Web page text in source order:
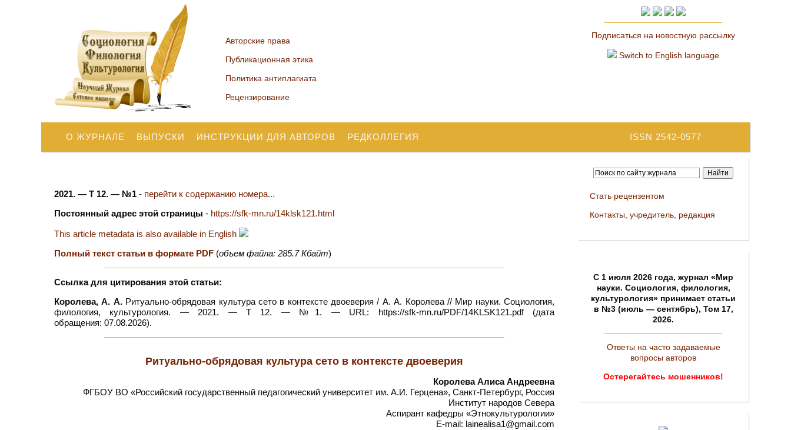
Авторские права
Публикационная этика
Политика антиплагиата
Рецензирование
Подписаться на новостную рассылку
Switch to English language
ISSN 2542-0577
О ЖУРНАЛЕ ВЫПУСКИ ИНСТРУКЦИИ ДЛЯ АВТОРОВ РЕДКОЛЛЕГИЯ
2021. — Т 12. — №1 - перейти к содержанию номера...
Постоянный адрес этой страницы - https://sfk-mn.ru/14klsk121.html
This article metadata is also available in English
Полный текст статьи в формате PDF (объем файла: 285.7 Кбайт)
Ссылка для цитирования этой статьи:
Королева, А. А.Ритуально-обрядовая культура сето в контексте двоеверия / А. А. Королева // Мир науки. Социология,
филология, культурология. — 2021. — Т 12. — №1. — URL: https://sfk-mn.ru/PDF/14KLSK121.pdf (дата
обращения: 07.08.2026).
Ритуально-обрядовая культура сето в контексте двоеверия
Королева Алиса Андреевна
ФГБОУ ВО «Российский государственный педагогический университет им. А.И. Герцена», Санкт-Петербург, Россия
Институт народов Севера
Аспирант кафедры «Этнокультурологии»
E-mail: lainealisa1@gmail.com
Стать рецензентом
Контакты, учредитель, редакция
C 1 июля 2026 года, журнал «Мир
науки. Социология, филология,
культурология» принимает статьи
в №3 (июль — сентябрь), Том 17,
2026.
Ответы на часто задаваемые
вопросы авторов
Остерегайтесь мошенников!